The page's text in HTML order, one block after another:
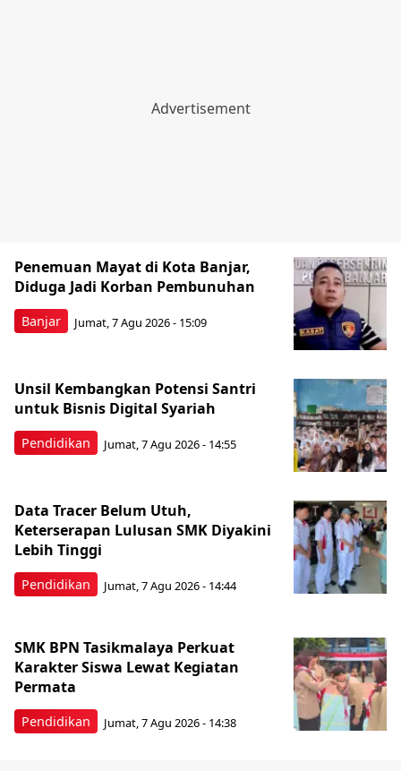
Banjar
Penemuan Mayat di Kota Banjar,
Diduga Jadi Korban Pembunuhan
Jumat, 7 Agu 2026 - 15:09
Pendidikan
Unsil Kembangkan Potensi Santri
untuk Bisnis Digital Syariah
Jumat, 7 Agu 2026 - 14:55
Pendidikan
Data Tracer Belum Utuh,
Keterserapan Lulusan SMK Diyakini
Lebih Tinggi
Jumat, 7 Agu 2026 - 14:44
Pendidikan
SMK BPN Tasikmalaya Perkuat
Karakter Siswa Lewat Kegiatan
Permata
Jumat, 7 Agu 2026 - 14:38